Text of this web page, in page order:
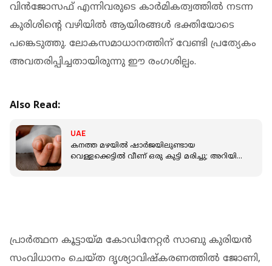
വിൻജോസഫ് എന്നിവരുടെ കാർമികത്വത്തിൽ നടന്ന
കുരിശിന്റെ വഴിയിൽ ആയിരങ്ങൾ ഭക്തിയോടെ
പങ്കെടുത്തു. ലോകസമാധാനത്തിന് വേണ്ടി പ്രത്യേകം
അവതരിപ്പിച്ചതായിരുന്നു ഈ രംഗശില്പം.
Also Read:
UAE
കനത്ത മഴയിൽ ഷാർജയിലുണ്ടായ
വെള്ളക്കെട്ടിൽ വീണ് ഒരു കുട്ടി മരിച്ചു; അറിയിച്ച്
പ്രാർത്ഥന കൂട്ടായ്മ കോഡിനേറ്റർ സാബു കുരിയൻ
സംവിധാനം ചെയ്ത ദൃശ്യാവിഷ്കരണത്തിൽ ജോണി,